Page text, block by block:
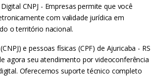
CNPJ - Empresas permite que você
com validade jurídica em
o território nacional.
e pessoas físicas (CPF) de Ajuricaba - RS
agora seu atendimento por videoconferência
Oferecemos suporte técnico completo